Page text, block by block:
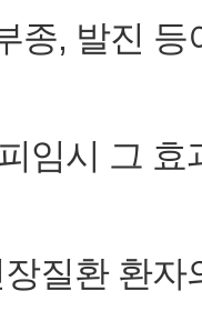
종, 발진
임시 그
질환 환